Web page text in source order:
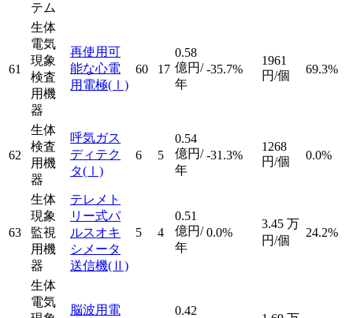
テム
61
生体
電気
現象
検査
用機
器
再使用可
能な心電
用電極(Ⅰ)
60 17
0.58
億円/
年
-35.7%
1961
円/個
69.3%
62
生体
検査
用機
器
呼気ガス
ディテク
タ(Ⅰ)
6 5
0.54
億円/
年
-31.3%
1268
円/個
0.0%
63
生体
現象
監視
用機
器
テレメト
リー式パ
ルスオキ
シメータ
送信機(Ⅱ)
5 4
0.51
億円/
年
0.0%
3.45 万
円/個
24.2%
生体
電気
脳波用電
0.42